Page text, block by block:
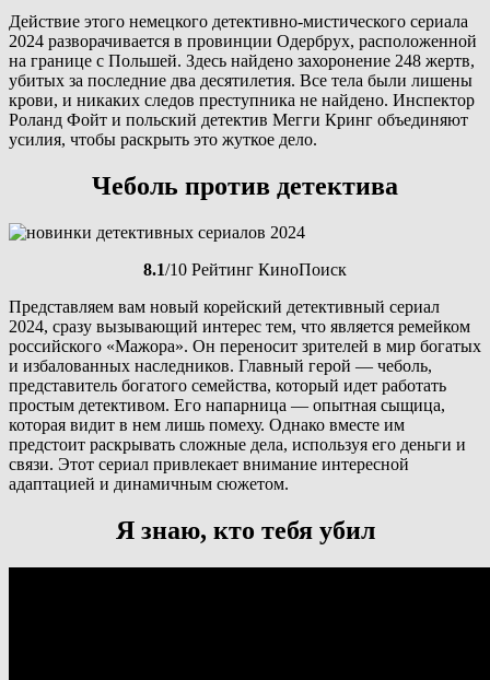
Действие этого немецкого детективно-мистического сериала
2024 разворачивается в провинции Одербрух, расположенной
на границе с Польшей. Здесь найдено захоронение 248 жертв,
убитых за последние два десятилетия. Все тела были лишены
крови, и никаких следов преступника не найдено. Инспектор
Роланд Фойт и польский детектив Мегги Кринг объединяют
усилия, чтобы раскрыть это жуткое дело.
Чеболь против детектива
8.1/10 Рейтинг КиноПоиск
Представляем вам новый корейский детективный сериал
2024, сразу вызывающий интерес тем, что является ремейком
российского «Мажора». Он переносит зрителей в мир богатых
и избалованных наследников. Главный герой — чеболь,
представитель богатого семейства, который идет работать
простым детективом. Его напарница — опытная сыщица,
которая видит в нем лишь помеху. Однако вместе им
предстоит раскрывать сложные дела, используя его деньги и
связи. Этот сериал привлекает внимание интересной
адаптацией и динамичным сюжетом.
Я знаю, кто тебя убил